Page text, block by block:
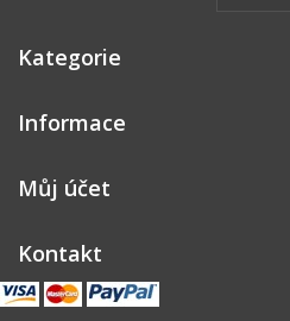
Kategorie
Informace
Můj účet
Kontakt